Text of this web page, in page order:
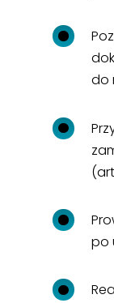
do
po